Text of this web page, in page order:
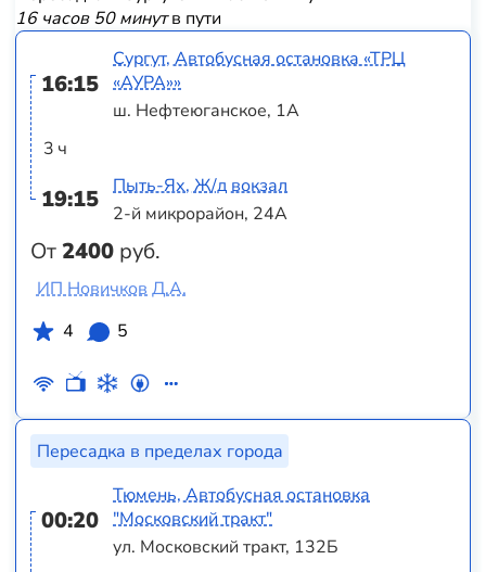
16 часов 50 минутв пути
16:15
3 ч
19:15
От2400 руб.
Сургут, Автобусная остановка «ТРЦ
«АУРА»»
ш. Нефтеюганское, 1А
Пыть-Ях, Ж/д вокзал
2-й микрорайон, 24А
ИП Новичков Д.А.
4
5
Пересадка в пределах города
00:20
Тюмень, Автобусная остановка
"Московский тракт"
ул. Московский тракт, 132Б